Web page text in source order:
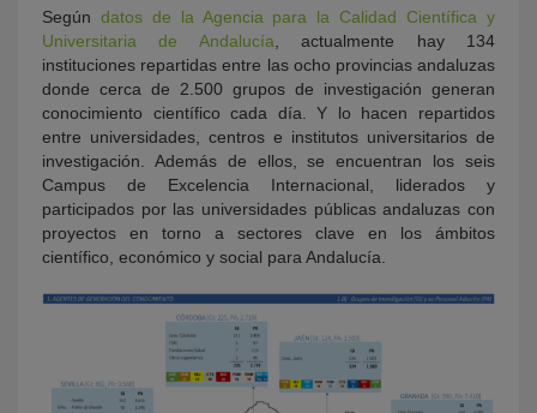
Según datos de la Agencia para la Calidad Científica y
Universitaria de Andalucía, actualmente hay 134
instituciones repartidas entre las ocho provincias andaluzas
donde cerca de 2.500 grupos de investigación generan
conocimiento científico cada día. Y lo hacen repartidos
entre universidades, centros e institutos universitarios de
investigación. Además de ellos, se encuentran los seis
Campus de Excelencia Internacional, liderados y
participados por las universidades públicas andaluzas con
proyectos en torno a sectores clave en los ámbitos
científico, económico y social para Andalucía.